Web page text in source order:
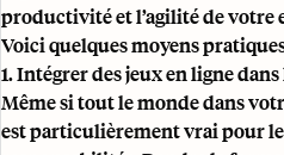
productivité et l’agilité de votre
Voici quelques moyens
1. Intégrer des jeux en ligne
Même si tout le monde dans
est particulièrement vrai pour